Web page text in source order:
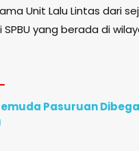
Unit Lalu Lintas dari
yang berada di
Pasuruan